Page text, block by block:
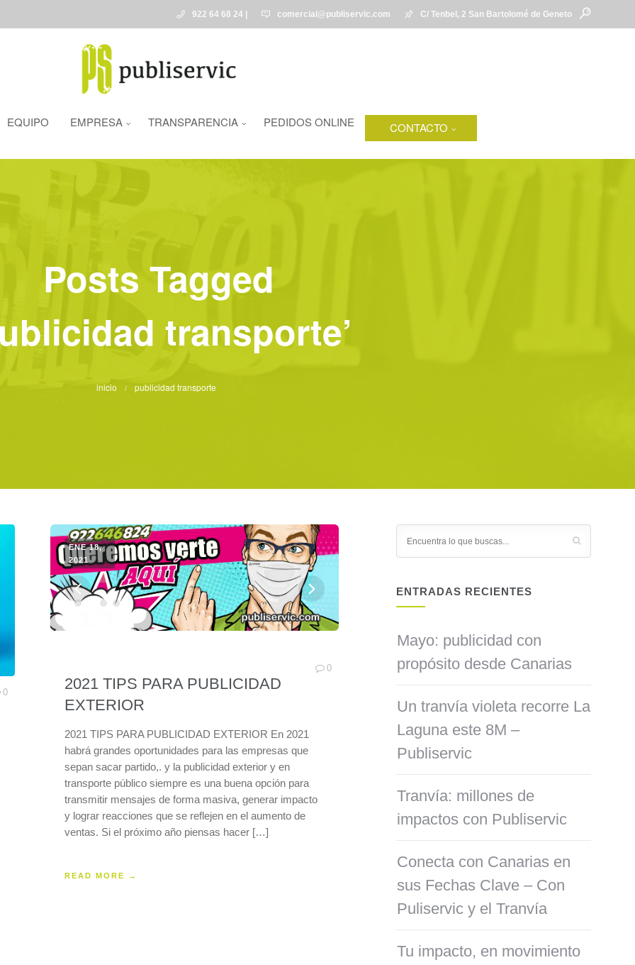
922 64 68 24 | comercial@publiservic.com C/ Tenbel, 2 San Bartolomé de Geneto
EQUIPO EMPRESA TRANSPARENCIA PEDIDOS ONLINE CONTACTO
Posts Tagged
transporte’
inicio / publicidad transporte
0
ENE 18,
2021
2021 TIPS PARA PUBLICIDAD
EXTERIOR
0
2021 TIPS PARA PUBLICIDAD EXTERIOR En 2021
habrá grandes oportunidades para las empresas que
sepan sacar partido,. y la publicidad exterior y en
transporte público siempre es una buena opción para
transmitir mensajes de forma masiva, generar impacto
y lograr reacciones que se reflejen en el aumento de
ventas. Si el próximo año piensas hacer […]
READ MORE →
ENTRADAS RECIENTES
Mayo: publicidad con
propósito desde Canarias
Un tranvía violeta recorre La
Laguna este 8M –
Publiservic
Tranvía: millones de
impactos con Publiservic
Conecta con Canarias en
sus Fechas Clave – Con
Puliservic y el Tranvía
Tu impacto, en movimiento